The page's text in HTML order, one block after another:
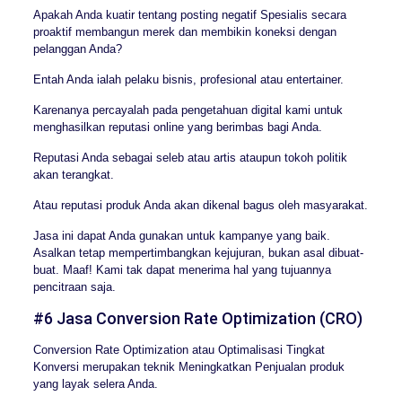
Apakah Anda kuatir tentang posting negatif Spesialis secara
proaktif membangun merek dan membikin koneksi dengan
pelanggan Anda?
Entah Anda ialah pelaku bisnis, profesional atau entertainer.
Karenanya percayalah pada pengetahuan digital kami untuk
menghasilkan reputasi online yang berimbas bagi Anda.
Reputasi Anda sebagai seleb atau artis ataupun tokoh politik
akan terangkat.
Atau reputasi produk Anda akan dikenal bagus oleh masyarakat.
Jasa ini dapat Anda gunakan untuk kampanye yang baik.
Asalkan tetap mempertimbangkan kejujuran, bukan asal dibuat-
buat. Maaf! Kami tak dapat menerima hal yang tujuannya
pencitraan saja.
#6 Jasa Conversion Rate Optimization (CRO)
Conversion Rate Optimization atau Optimalisasi Tingkat
Konversi merupakan teknik Meningkatkan Penjualan produk
yang layak selera Anda.